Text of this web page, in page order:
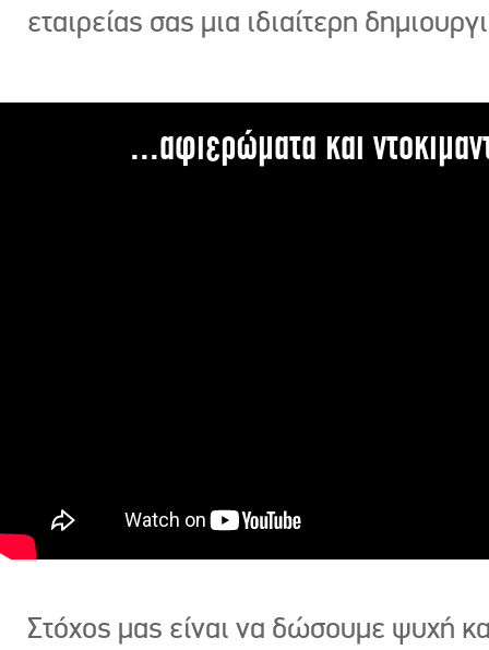
εταιρείας σας μια ιδιαίτερη
...αφιερώματα και
Στόχος μας είναι να δώσουμε ψυχή